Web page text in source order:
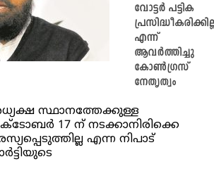
വോട്ടർ പട്ടിക
എന്ന്
ആവർത്തിച്ചു
കോൺഗ്രസ്
നേതൃത്വം
സ്ഥാനത്തേക്കുള്ള
17 ന് നടക്കാനിരിക്കെ
എന്ന നിപാട്